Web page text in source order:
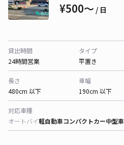
¥500〜 / 日
貸出時間
24時間営業
タイプ
平置き
長さ
480cm 以下
車幅
190cm 以下
対応車種
オートバイ軽自動車コンパクトカー中型車